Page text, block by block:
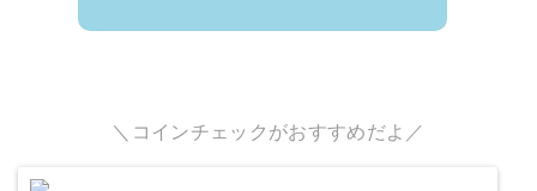
＼コインチェックがおすすめだよ／